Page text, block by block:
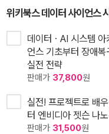
위키북스 데이터 사이언스
데이터ㆍAI 시스템
언스 기초부터 장애
실전 전략
판매가 37,800원
실전! 프로젝트로 배
터 엔비디아 젯슨 나
판매가 31,500원